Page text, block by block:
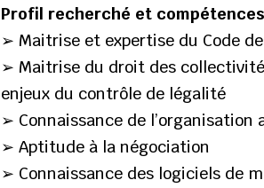
Profil recherché et
➢ Maitrise et expertise du Code
➢ Maitrise du droit des
enjeux du contrôle de légalité
➢ Connaissance de
➢ Aptitude à la négociation
➢ Connaissance des logiciels de